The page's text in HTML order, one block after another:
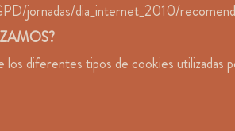
jornadas/dia_internet_2010/
diferentes tipos de cookies utilizadas